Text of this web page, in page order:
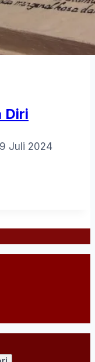
Diri
9 Juli 2024